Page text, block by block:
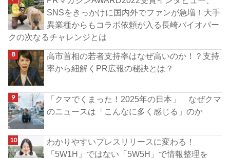
SNSをきっかけに国内外でファンが急増！大手
異業種からもコラボ依頼が入る長崎バイオパー
クの次なるチャレンジとは
高市首相の若者支持率はなぜ高いのか！？支持
率から紐解くPR広報の秘訣とは？
「クマでくまった！2025年の日本」 なぜクマ
のニュースは「こんなに多く感じる」のか
わかりやすいプレスリリースに変わる！
「5W1H」ではない「5W5H」で情報整理を